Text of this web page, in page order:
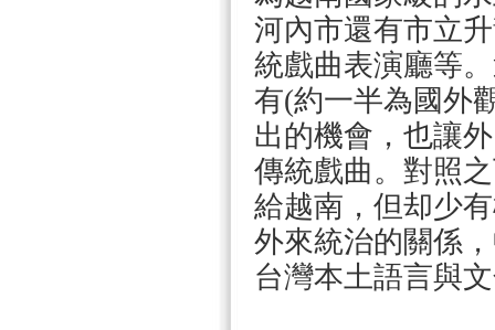
河內市還有市立
統戲曲表演廳等
有(約一半為國外
出的機會，也讓
傳統戲曲。對照
給越南，但却少
外來統治的關係
台灣本土語言與